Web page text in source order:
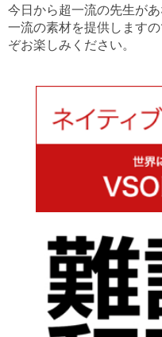
今日から超一流の先生が
一流の素材を提供します
ぞお楽しみください。